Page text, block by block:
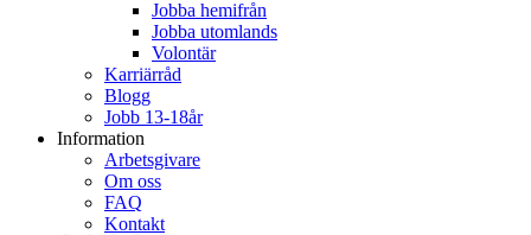
Jobba hemifrån
Jobba utomlands
Volontär
Karriärråd
Blogg
Jobb 13-18år
Information
Arbetsgivare
Om oss
FAQ
Kontakt